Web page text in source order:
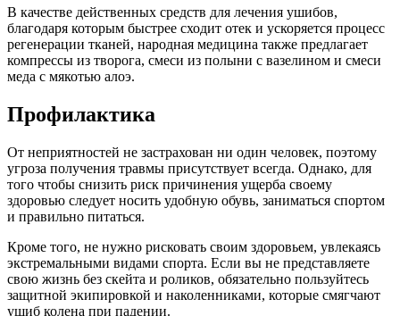
В качестве действенных средств для лечения ушибов,
благодаря которым быстрее сходит отек и ускоряется процесс
регенерации тканей, народная медицина также предлагает
компрессы из творога, смеси из полыни с вазелином и смеси
меда с мякотью алоэ.
Профилактика
От неприятностей не застрахован ни один человек, поэтому
угроза получения травмы присутствует всегда. Однако, для
того чтобы снизить риск причинения ущерба своему
здоровью следует носить удобную обувь, заниматься спортом
и правильно питаться.
Кроме того, не нужно рисковать своим здоровьем, увлекаясь
экстремальными видами спорта. Если вы не представляете
свою жизнь без скейта и роликов, обязательно пользуйтесь
защитной экипировкой и наколенниками, которые смягчают
ушиб колена при падении.